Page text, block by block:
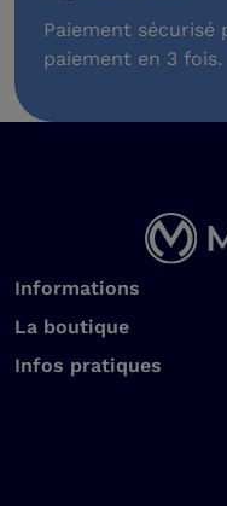
Paiement sécurisé
paiement en 3 fois.
Informations
La boutique
Infos pratiques